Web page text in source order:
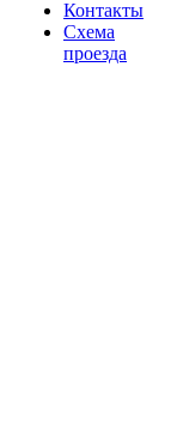
Контакты
Схема
проезда